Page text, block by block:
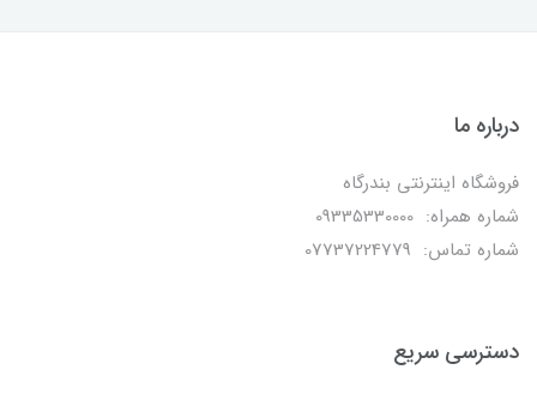
درباره ما
فروشگاه اینترنتی بندرگاه
شماره همراه: 09335330000
شماره تماس: 07737224779
دسترسی سریع